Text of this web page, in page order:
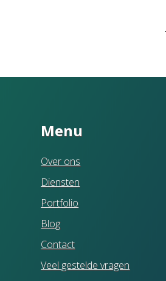
Menu
Over ons
Diensten
Portfolio
Blog
Contact
Veel gestelde vragen